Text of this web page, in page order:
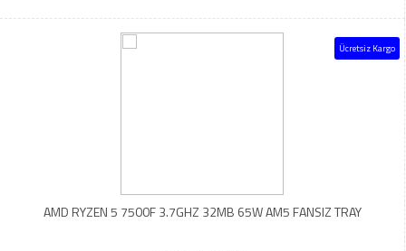
Ücretsiz Kargo
AMD RYZEN 5 7500F 3.7GHZ 32MB 65W AM5 FANSIZ TRAY